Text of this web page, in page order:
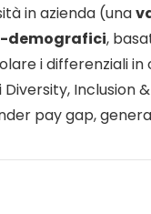
in azienda (una
demografici,
i differenziali in
Inclusion
pay gap,